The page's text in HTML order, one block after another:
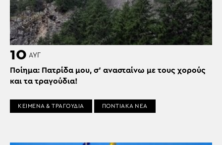
10 ΑΥΓ
Ποίημα: Πατρίδα μου, σ’ ανασταίνω με τους χορούς
και τα τραγούδια!
ΚΕΙΜΕΝΑ & ΤΡΑΓΟΥΔΙΑ ΠΟΝΤΙΑΚΑ ΝΕΑ